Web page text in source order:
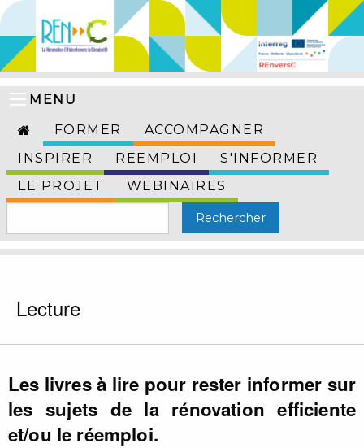
MENU
FORMER
ACCOMPAGNER
INSPIRER
REEMPLOI
S'INFORMER
LE PROJET
WEBINAIRES
Lecture
Les livres à lire pour rester informer sur
les sujets de la rénovation efficiente
et/ou le réemploi.